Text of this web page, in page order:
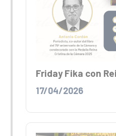
Friday Fika con
17/04/2026